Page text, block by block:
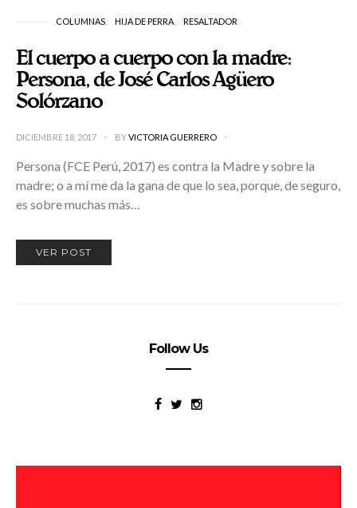
COLUMNAS HIJA DE PERRA RESALTADOR
El cuerpo a cuerpo con la madre:
Persona, de José Carlos Agüero
Solórzano
DICIEMBRE 18, 2017 BYVICTORIA GUERRERO
Persona (FCE Perú, 2017) es contra la Madre y sobre la
madre; o a mí me da la gana de que lo sea, porque, de seguro,
es sobre muchas más…
VER POST
Follow Us